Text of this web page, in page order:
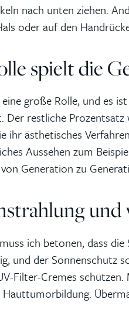
nach unten ziehen.
oder auf den
spielt die
große Rolle, und es
Der restliche
ihr ästhetisches
Aussehen zum
Generation zu
ich betonen, dass
und der Sonnenschutz
Filter-Cremes